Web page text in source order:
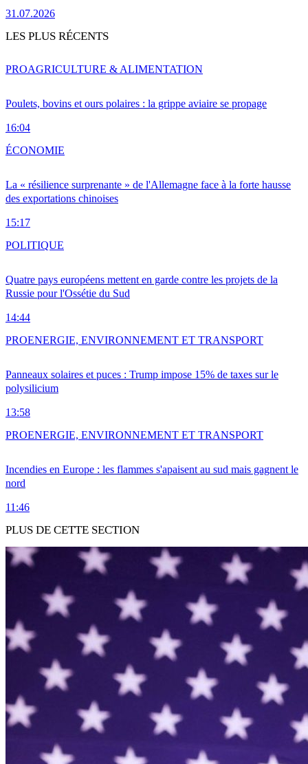
31.07.2026
LES PLUS RÉCENTS
Poulets, bovins et ours polaires : la grippe aviaire se propage
16:04
PROAGRICULTURE & ALIMENTATION
La « résilience surprenante » de l'Allemagne face à la forte hausse
des exportations chinoises
15:17
ÉCONOMIE
Quatre pays européens mettent en garde contre les projets de la
Russie pour l'Ossétie du Sud
14:44
POLITIQUE
Panneaux solaires et puces : Trump impose 15% de taxes sur le
polysilicium
13:58
PROENERGIE, ENVIRONNEMENT ET TRANSPORT
Incendies en Europe : les flammes s'apaisent au sud mais gagnent le
nord
11:46
PROENERGIE, ENVIRONNEMENT ET TRANSPORT
PLUS DE CETTE SECTION